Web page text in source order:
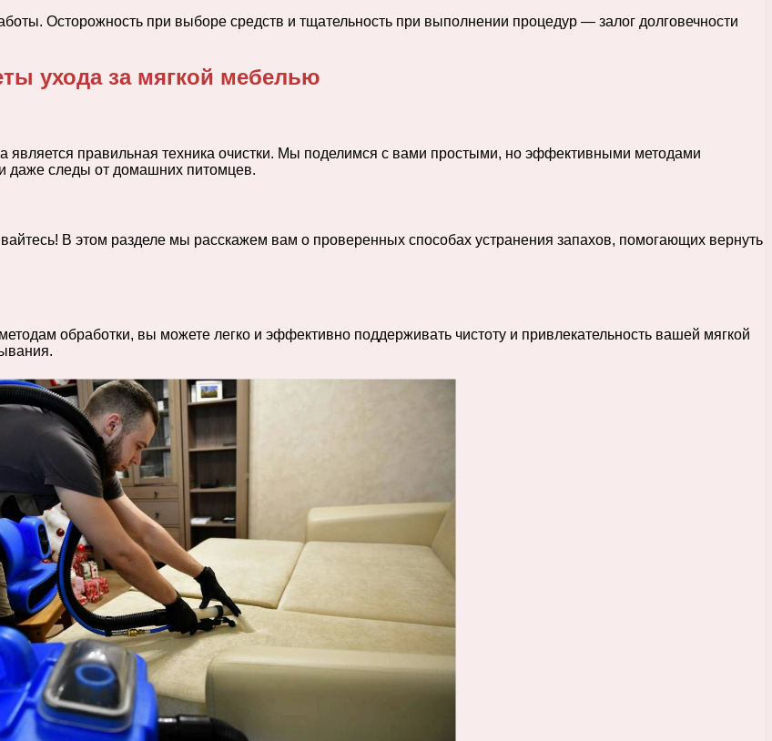
Осторожность при выборе средств и тщательность при выполнении процедур — залог долговечности
ухода за мягкой мебелью
правильная техника очистки. Мы поделимся с вами простыми, но эффективными методами
даже следы от домашних питомцев.
В этом разделе мы расскажем вам о проверенных способах устранения запахов, помогающих вернуть
обработки, вы можете легко и эффективно поддерживать чистоту и привлекательность вашей мягкой